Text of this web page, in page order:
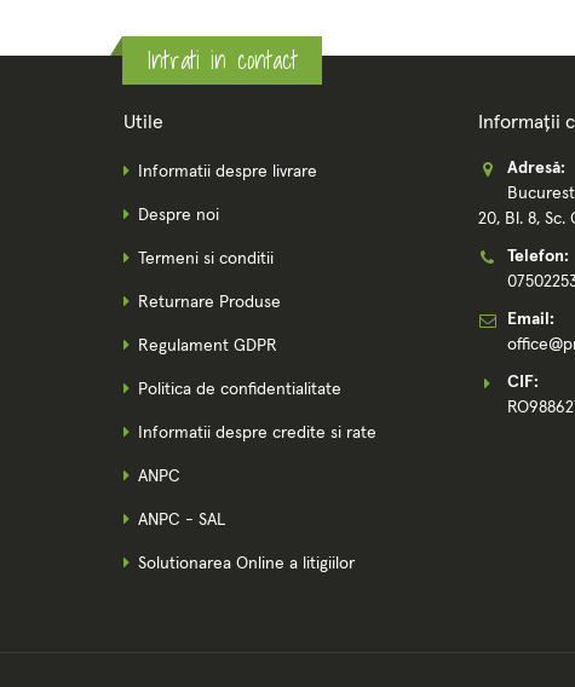
Intrati in contact
Utile
Informatii despre livrare
Despre noi
Termeni si conditii
Returnare Produse
Regulament GDPR
Politica de confidentialitate
Informatii despre credite si rate
ANPC
ANPC - SAL
Solutionarea Online a litigiilor
Informații
Adresă:
20, Bl. 8, Sc.
Telefon:
Email:
CIF: